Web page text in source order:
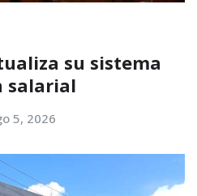
su sistema
salarial
5, 2026